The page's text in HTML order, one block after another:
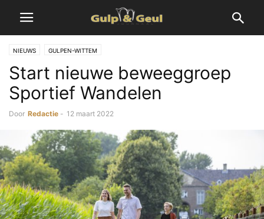
NIEUWS GULPEN-WITTEM
Start nieuwe beweeggroep
Sportief Wandelen
Door Redactie - 12 maart 2022